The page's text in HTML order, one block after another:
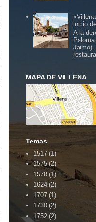
inicio
A la
Jaime).
MAPA DE VILLENA
Temas
1517 (1)
1575 (2)
1578 (1)
1624 (2)
1707 (1)
1730 (2)
1752 (2)